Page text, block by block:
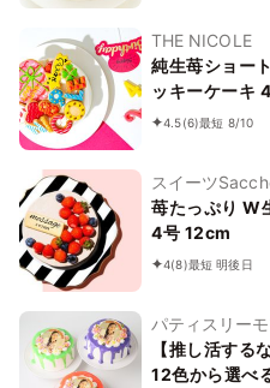
THE NICOLE
純生苺ショー
ッキーケーキ
ングセットで
4.5(6)最短 8/10
スイーツ
苺たっぷり W
4号 12cm
4(8)最短 明後日
パティスリー
【推し活する
12色から選べ